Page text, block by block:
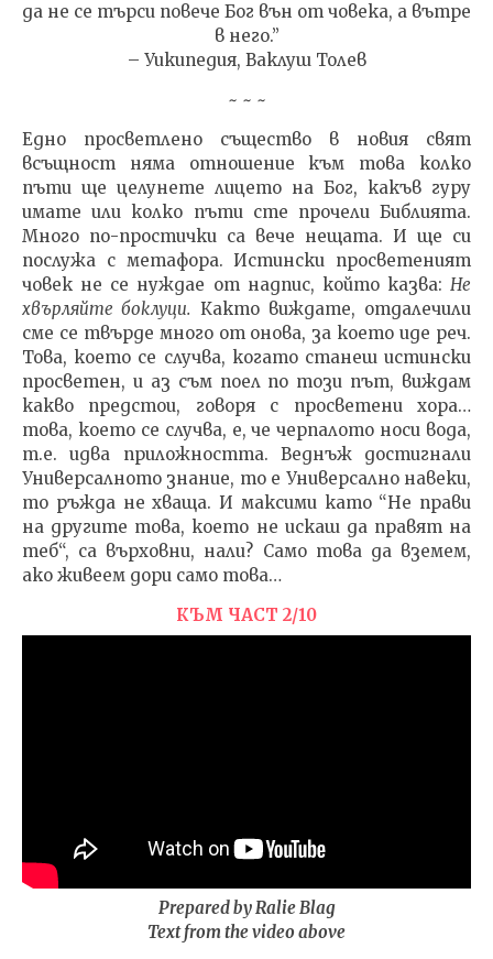
да не се търси повече Бог вън от човека, а вътре
в него.”
– Уикипедия, Ваклуш Толев
~ ~ ~
Едно просветлено същество в новия свят
всъщност няма отношение към това колко
пъти ще целунете лицето на Бог, какъв гуру
имате или колко пъти сте прочели Библията.
Много по-простички са вече нещата. И ще си
послужа с метафора. Истински просветеният
човек не се нуждае от надпис, който казва: Не
хвърляйте боклуци. Както виждате, отдалечили
сме се твърде много от онова, за което иде реч.
Това, което се случва, когато станеш истински
просветен, и аз съм поел по този път, виждам
какво предстои, говоря с просветени хора…
това, което се случва, е, че черпалото носи вода,
т.е. идва приложността. Веднъж достигнали
Универсалното знание, то е Универсално навеки,
то ръжда не хваща. И максими като “Не прави
на другите това, което не искаш да правят на
теб“, са върховни, нали? Само това да вземем,
ако живеем дори само това…
КЪМ ЧАСТ 2/10
Prepared by Ralie Blag
Text from the video above